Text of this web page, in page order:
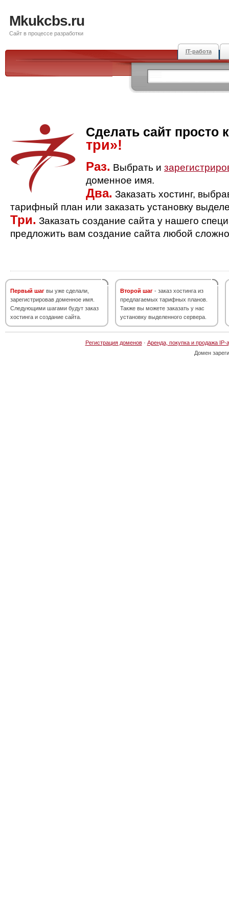
Mkukcbs.ru
Сайт в процессе разработки
IT-работа
Сделать сайт просто
три»!
Раз. Выбрать и
доменное имя.
Два. Заказать хостинг,
тарифный план или заказать установку
Три. Заказать создание сайта у нашего
предложить вам создание сайта любой
Первый шаг вы уже сделали,
зарегистрировав доменное имя.
Следующими шагами будут заказ
хостинга и создание сайта.
Второй шаг - заказ хостинга из
предлагаемых тарифных планов.
Также вы можете заказать у нас
установку выделенного сервера.
Регистрация доменов· Аренда, покупка и продажа IP-
Домен